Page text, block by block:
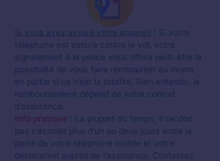
Si vous avez assuré votre appareil
: Si votre
téléphone est assuré contre le vol, votre
signalement à la police vous offrira peut-être la
possibilité de vous faire rembourser au moins
en partie si ce n’est la totalité. Bien entendu, le
remboursement dépend de votre contrat
d’assurance.
Info pratique : La plupart du temps, il ne doit
pas s’écouler plus d’un ou deux jours entre la
perte de votre téléphone mobile et votre
déclaration auprès de l’assurance. Contactez